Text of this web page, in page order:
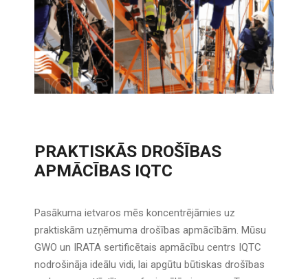
PRAKTISKĀS DROŠĪBAS
APMĀCĪBAS IQTC
Pasākuma ietvaros mēs koncentrējāmies uz
praktiskām uzņēmuma drošības apmācībām. Mūsu
GWO un IRATA sertificētais apmācību centrs IQTC
nodrošināja ideālu vidi, lai apgūtu būtiskas drošības